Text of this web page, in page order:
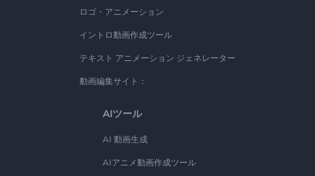
ロゴ・アニメーション
イントロ動画作成ツール
テキスト アニメーション ジェネレーター
動画編集サイト：
AIツール
AI 動画生成
AIアニメ動画作成ツール